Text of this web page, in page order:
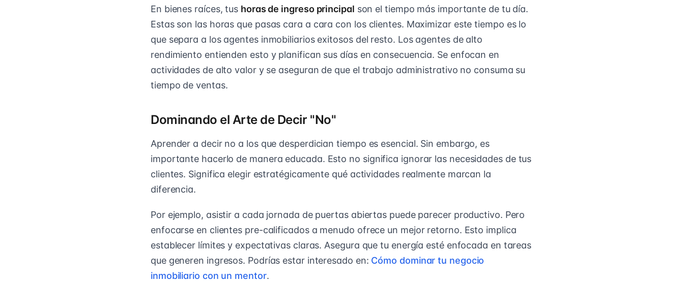
En bienes raíces, tus horas de ingreso principal son el tiempo más importante de tu día.
Estas son las horas que pasas cara a cara con los clientes. Maximizar este tiempo es lo
que separa a los agentes inmobiliarios exitosos del resto. Los agentes de alto
rendimiento entienden esto y planifican sus días en consecuencia. Se enfocan en
actividades de alto valor y se aseguran de que el trabajo administrativo no consuma su
tiempo de ventas.
Dominando el Arte de Decir "No"
Aprender a decir no a los que desperdician tiempo es esencial. Sin embargo, es
importante hacerlo de manera educada. Esto no significa ignorar las necesidades de tus
clientes. Significa elegir estratégicamente qué actividades realmente marcan la
diferencia.
Por ejemplo, asistir a cada jornada de puertas abiertas puede parecer productivo. Pero
enfocarse en clientes pre-calificados a menudo ofrece un mejor retorno. Esto implica
establecer límites y expectativas claras. Asegura que tu energía esté enfocada en tareas
que generen ingresos. Podrías estar interesado en: Cómo dominar tu negocio
inmobiliario con un mentor.